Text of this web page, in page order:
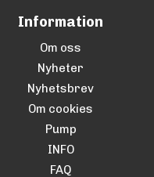
Information
Om oss
Nyheter
Nyhetsbrev
Om cookies
Pump
INFO
FAQ